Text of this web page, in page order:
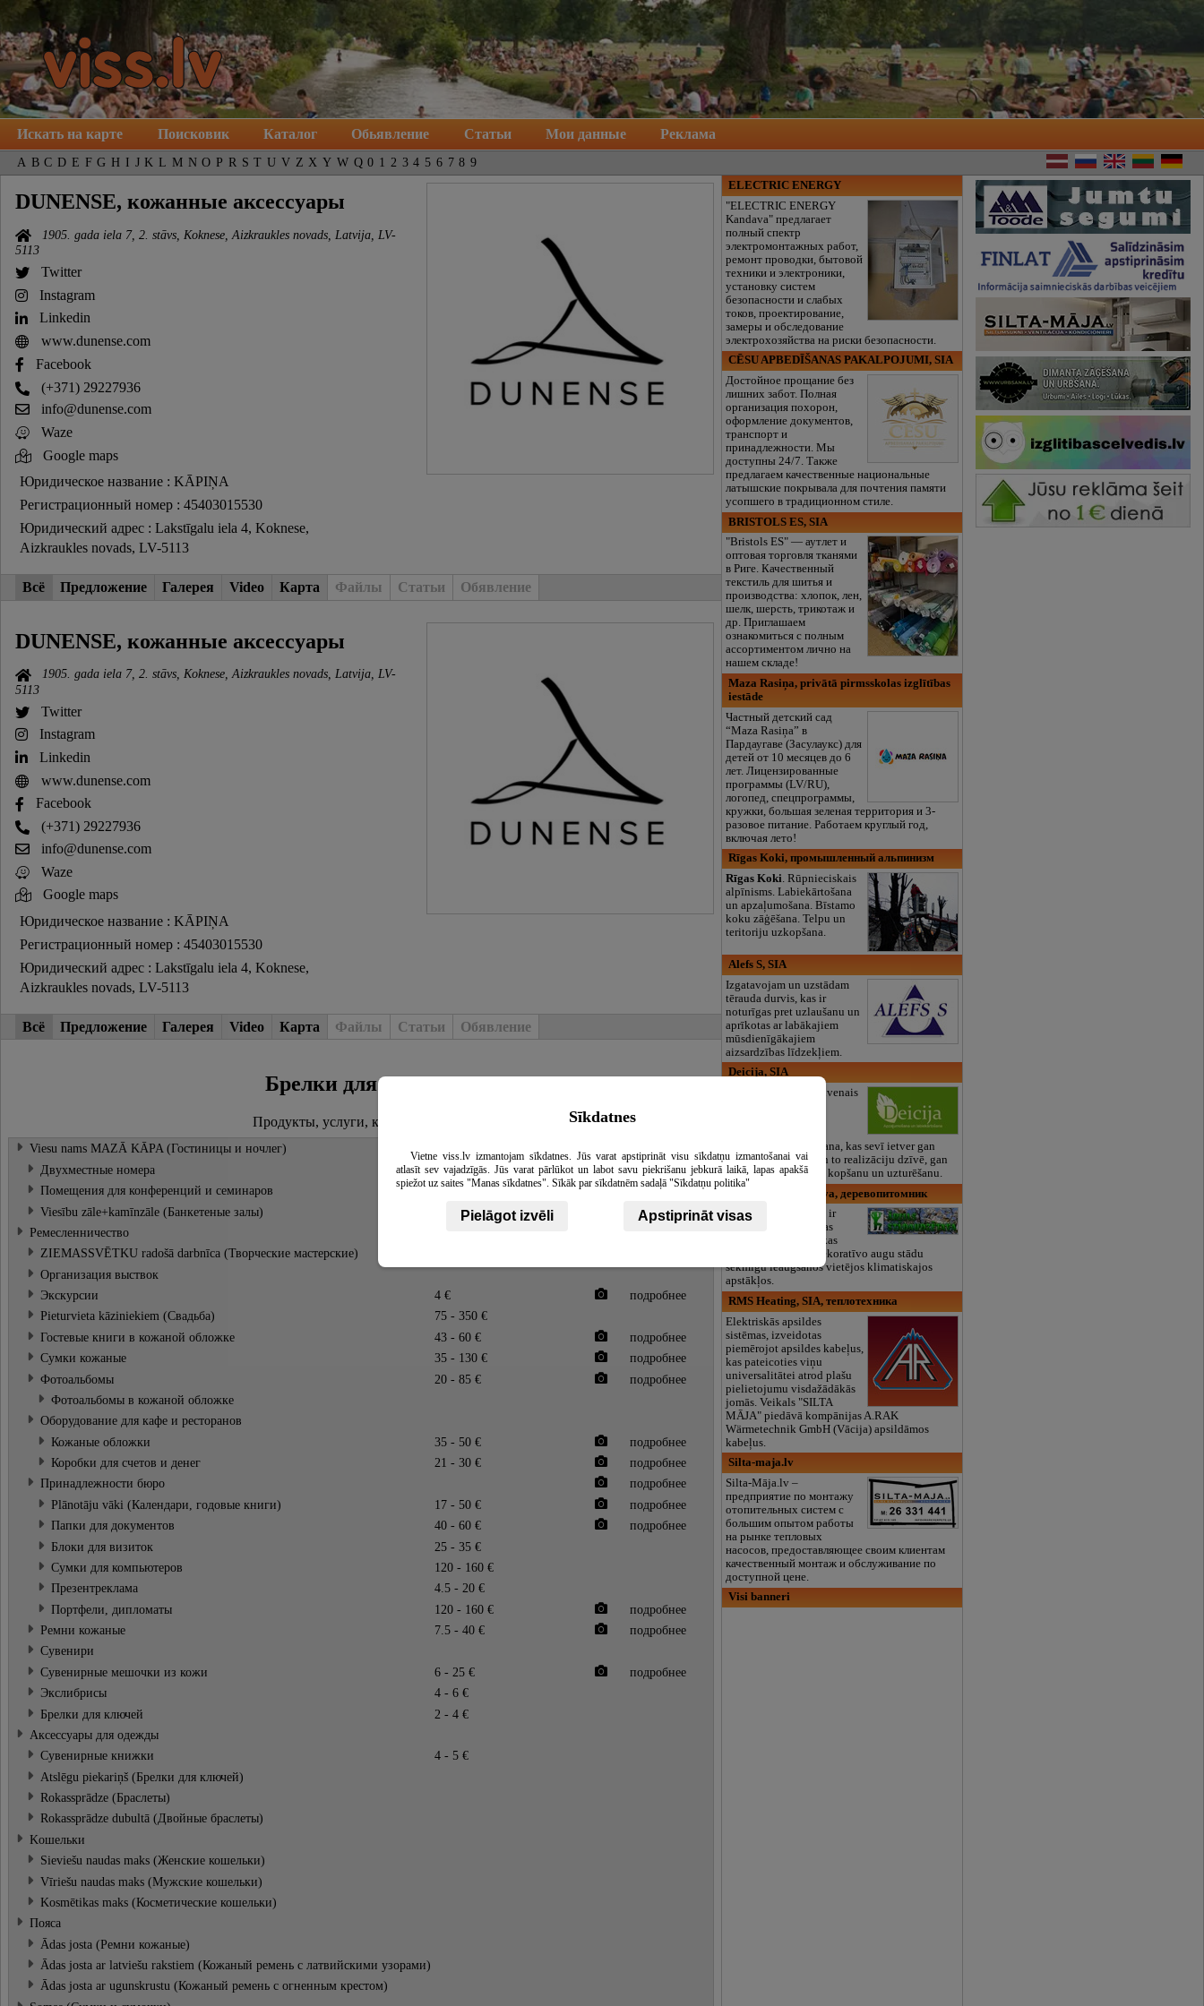
Искать на карте Поисковик Каталог Обьявление Статьи Мои данные Реклама
A B C D E F G H I J K L M N O P R S T U V Z X Y W Q 0 1 2 3 4 5 6 7 8 9
DUNENSE, кожанные аксессуары
1905. gada iela 7, 2. stāvs, Koknese, Aizkraukles novads, Latvija, LV-
5113
Twitter
Instagram
Linkedin
www.dunense.com
Facebook
(+371) 29227936
info@dunense.com
Waze
Google maps
Юридическое название : KĀPIŅA
Регистрационный номер : 45403015530
Юридический адрес : Lakstīgalu iela 4, Koknese,
Aizkraukles novads, LV-5113
Всё Предложение Галерея Video Карта Файлы Статьи Обявление
DUNENSE, кожанные аксессуары
1905. gada iela 7, 2. stāvs, Koknese, Aizkraukles novads, Latvija, LV-
5113
Twitter
Instagram
Linkedin
www.dunense.com
Facebook
(+371) 29227936
info@dunense.com
Waze
Google maps
Юридическое название : KĀPIŅA
Регистрационный номер : 45403015530
Юридический адрес : Lakstīgalu iela 4, Koknese,
Aizkraukles novads, LV-5113
Всё Предложение Галерея Video Карта Файлы Статьи Обявление
Брелки для ключей
Продукты, услуги, ключевые слова
Viesu nams MAZĀ KĀPA (Гостиницы и ночлег) 40 - 45 €
подробнее
Двухместные номера
45 €
подробнее
Помещения для конференций и семинаров
Viesību zāle+kamīnzāle (Банкетeные залы)
подробнее
Ремесленничество
ZIEMASSVĒTKU radošā darbnīca (Творческие мастерские)
Организация выствок
Экскурсии
4 €
подробнее
Pieturvieta kāziniekiem (Cвадьба)
75 - 350 €
Гостевые книги в кожаной обложке
43 - 60 €
подробнее
Сумки кожаные
35 - 130 €
подробнее
Фотоальбомы
20 - 85 €
подробнее
Фотоальбомы в кожаной обложке
Оборудование для кафе и ресторанов
Кожаные обложки
35 - 50 €
подробнее
Коробки для счетов и денег
21 - 30 €
подробнее
Принадлежности бюро
подробнее
Plānotāju vāki (Календари, годовые книги)
17 - 50 €
подробнее
Папки для документов
40 - 60 €
подробнее
Блоки для визиток
25 - 35 €
Cумки для компьютеров
120 - 160 €
Презентреклама
4.5 - 20 €
Портфели, дипломаты
120 - 160 €
подробнее
Ремни кожаные
7.5 - 40 €
подробнее
Cувенири
Сувенирные мешочки из кожи
6 - 25 €
подробнее
Экслибрисы
4 - 6 €
Брелки для ключей
2 - 4 €
Аксессуары для одежды
Сувенирные книжки
4 - 5 €
Atslēgu piekariņš (Брелки для ключей)
Rokassprādze (Браслеты)
Rokassprādze dubultā (Двойные браслеты)
Kошельки
Sieviešu naudas maks (Женские кошельки)
Vīriešu naudas maks (Мужские кошельки)
Kosmētikas maks (Косметические кошельки)
Пояса
Ādas josta (Ремни кожаные)
Ādas josta ar latviešu rakstiem (Кожаный ремень с латвийскими узорами)
Ādas josta ar ugunskrustu (Кожаный ремень с огненным крестом)
ELECTRIC ENERGY
"ELECTRIC ENERGY
Kandava" предлагает
полный спектр
электромонтажных работ,
ремонт проводки, бытовой
техники и электроники,
установку систем
безопасности и слабых
токов, проектирование,
замеры и обследование
электрохозяйства на риски безопасности.
CĒSU APBEDĪŠANAS PAKALPOJUMI, SIA
Достойное прощание без
лишних забот. Полная
организация похорон,
оформление документов,
транспорт и
принадлежности. Мы
доступны 24/7. Также
предлагаем качественные национальные
латышские покрывала для почтения памяти
усопшего в традиционном стиле.
BRISTOLS ES, SIA
"Bristols ES" — аутлет и
оптовая торговля тканями
в Риге. Качественный
текстиль для шитья и
производства: хлопок, лен,
шелк, шерсть, трикотаж и
др. Приглашаем
ознакомиться с полным
ассортиментом лично на
нашем складе!
Maza Rasiņa, privātā pirmsskolas izglītības
iestāde
Частный детский сад
“Maza Rasiņa” в
Пардаугаве (Засулаукс) для
детей от 10 месяцев до 6
лет. Лицензированные
программы (LV/RU),
логопед, спецпрограммы,
кружки, большая зеленая территория и 3-
разовое питание. Работаем круглый год,
включая лето!
Rīgas Koki, промышленный альпинизм
Rīgas Koki. Rūpnieciskais
alpīnisms. Labiekārtošana
un apzaļumošana. Bīstamo
koku zāģēšana. Telpu un
teritoriju uzkopšana.
Alefs S, SIA
Izgatavojam un uzstādam
tērauda durvis, kas ir
noturīgas pret uzlaušanu un
aprīkotas ar labākajiem
mūsdienīgākajiem
aizsardzības līdzekļiem.
Deicija, SIA
Mūsu uzņēmuma galvenais
pakalpojumu sniegšana, kas sevī ietver gan
projektu izstrādi, gan to realizāciju dzīvē, gan
arī realizētā projekta kopšanu un uzturēšanu.
Ārijas stādaudzētava, деревопитомник
Ārijas stādaudzētava ir
izveidota uz Lēdurgas
dendroparka bāzes, kas
garantē piedāvāto dekoratīvo augu stādu
sekmīgu ieaugšanos vietējos klimatiskajos
apstākļos.
RMS Heating, SIA, теплотехника
Elektriskās apsildes
sistēmas, izveidotas
piemērojot apsildes kabeļus,
kas pateicoties viņu
universalitātei atrod plašu
pielietojumu visdažādākās
jomās. Veikals "SILTA
MĀJA" piedāvā kompānijas A.RAK
Wärmetechnik GmbH (Vācija) apsildāmos
kabeļus.
Silta-maja.lv
Silta-Māja.lv –
предприятие по монтажу
отопительных систем с
большим опытом работы
на рынке тепловых
насосов, предоставляющее своим клиентам
качественный монтаж и обслуживание по
доступной цене.
Visi banneri
Sīkdatnes
Vietne viss.lv izmantojam sīkdatnes. Jūs varat apstiprināt visu sīkdatņu izmantošanai vai
atlasīt sev vajadzīgās. Jūs varat pārlūkot un labot savu piekrišanu jebkurā laikā, lapas apakšā
spiežot uz saites "Manas sīkdatnes". Sīkāk par sīkdatnēm sadaļā "Sīkdatņu politika"
Pielāgot izvēli Apstiprināt visas